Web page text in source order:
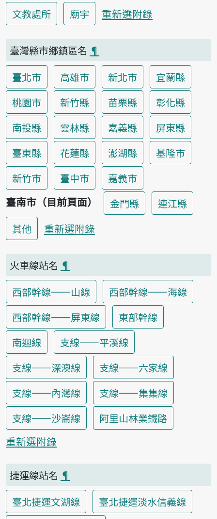
文教處所
廟宇 重新選附錄
臺灣縣市鄉鎮區名 ¶
臺北市
高雄市 新北市
宜蘭縣
桃園市
新竹縣 苗栗縣
彰化縣
南投縣
雲林縣 嘉義縣
屏東縣
臺東縣
花蓮縣 澎湖縣
基隆市
新竹市
臺中市
嘉義市
臺南市（目前頁面）
金門縣
連江縣
其他
重新選附錄
火車線站名 ¶
西部幹線——山線
西部幹線——海線
西部幹線——屏東線
東部幹線
南迴線
支線——平溪線
支線——深澳線
支線——六家線
支線——內灣線
支線——集集線
支線——沙崙線
阿里山林業鐵路
重新選附錄
捷運線站名 ¶
臺北捷運文湖線
臺北捷運淡水信義線